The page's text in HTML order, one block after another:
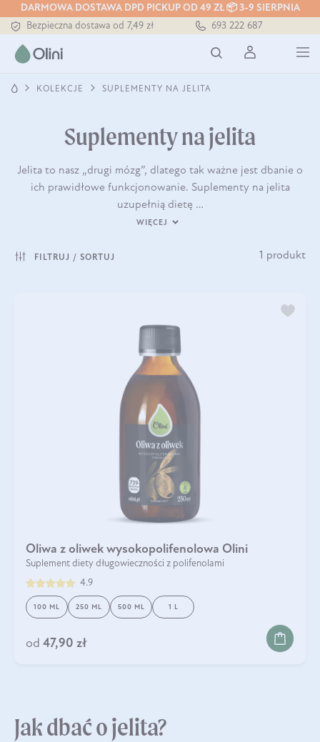
DARMOWA DOSTAWA DPD PICKUP OD 49 ZŁ 📦 3-9 SIERPNIA
Tłoczony zawsze na zimno
Bezpieczna dostawa od 7,49 zł
Tłoczony zawsze na zimno
693 222 687
KOLEKCJE SUPLEMENTY NA JELITA
Suplementy na jelita
Jelita to nasz „drugi mózg”, dlatego tak ważne jest dbanie o
ich prawidłowe funkcjonowanie. Suplementy na jelita
uzupełnią dietę …
WIĘCEJ
FILTRUJ / SORTUJ 1 produkt
Oliwa z oliwek wysokopolifenolowa Olini
Suplement diety długowieczności z polifenolami
4.9
100 ML 250 ML 500 ML 1 L
od 47,90 zł
Jak dbać o jelita?